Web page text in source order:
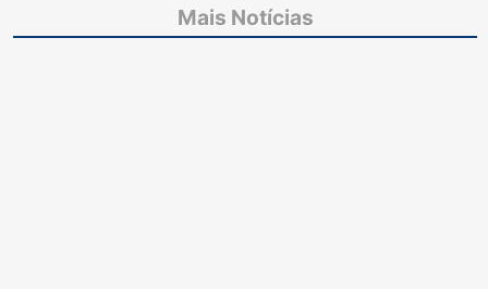
Coordenadoria de
Cálculos da Sejud de 2º
tiveram autodeclaração
validada na primeira
Mais Notícias